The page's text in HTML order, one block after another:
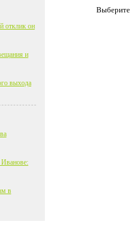
отклик он
и
выхода
Иванове:
в